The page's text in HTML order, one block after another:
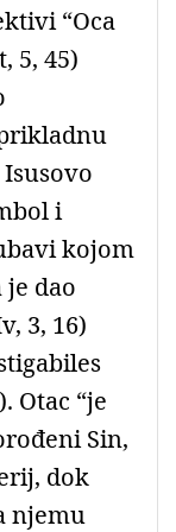
“Oca
5, 45)
i
kojom
dao
3, 16)
Otac “je
Sin,
dok
njemu